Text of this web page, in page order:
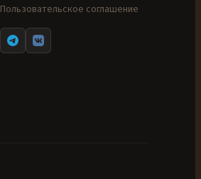
Пользовательское соглашение